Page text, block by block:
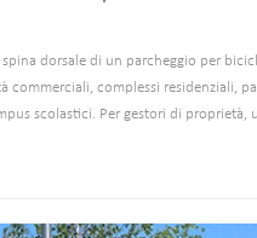
spina dorsale di un parcheggio per
commerciali, complessi residenziali,
scolastici. Per gestori di proprietà,
Tuttavia, non tutti i portabici sono